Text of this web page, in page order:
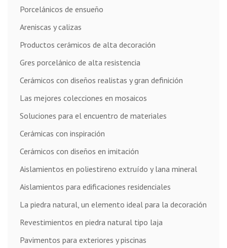
Porcelánicos de ensueño
Areniscas y calizas
Productos cerámicos de alta decoración
Gres porcelánico de alta resistencia
Cerámicos con diseños realistas y gran definición
Las mejores colecciones en mosaicos
Soluciones para el encuentro de materiales
Cerámicas con inspiración
Cerámicos con diseños en imitación
Aislamientos en poliestireno extruído y lana mineral
Aislamientos para edificaciones residenciales
La piedra natural, un elemento ideal para la decoración
Revestimientos en piedra natural tipo laja
Pavimentos para exteriores y piscinas